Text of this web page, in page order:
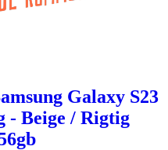
Galaxy S23
- Beige / Rigtig